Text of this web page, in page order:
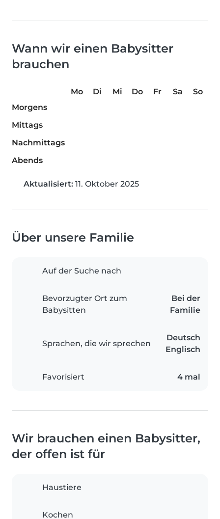
Wann wir einen Babysitter
brauchen
Mo Di Mi Do Fr Sa
So
Morgens
Mittags
Nachmittags
Abends
Aktualisiert: 11. Oktober 2025
Über unsere Familie
Auf der Suche nach
Bevorzugter Ort zum
Babysitten
Bei der
Familie
Sprachen, die wir sprechen
Deutsch
Englisch
Favorisiert 4 mal
Wir brauchen einen Babysitter,
der offen ist für
Haustiere
Kochen